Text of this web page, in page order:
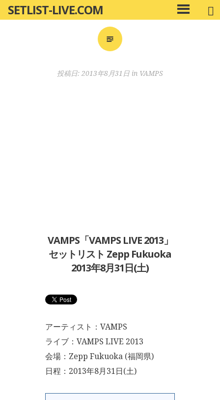
ン
SETLIST-LIVE.COM
メ
イ
投稿日: 2013年8月31日 in VAMPS
VAMPS「VAMPS LIVE 2013」
セットリスト Zepp Fukuoka
2013年8月31日(土)
アーティスト：VAMPS
ライブ：VAMPS LIVE 2013
会場：Zepp Fukuoka (福岡県)
日程：2013年8月31日(土)